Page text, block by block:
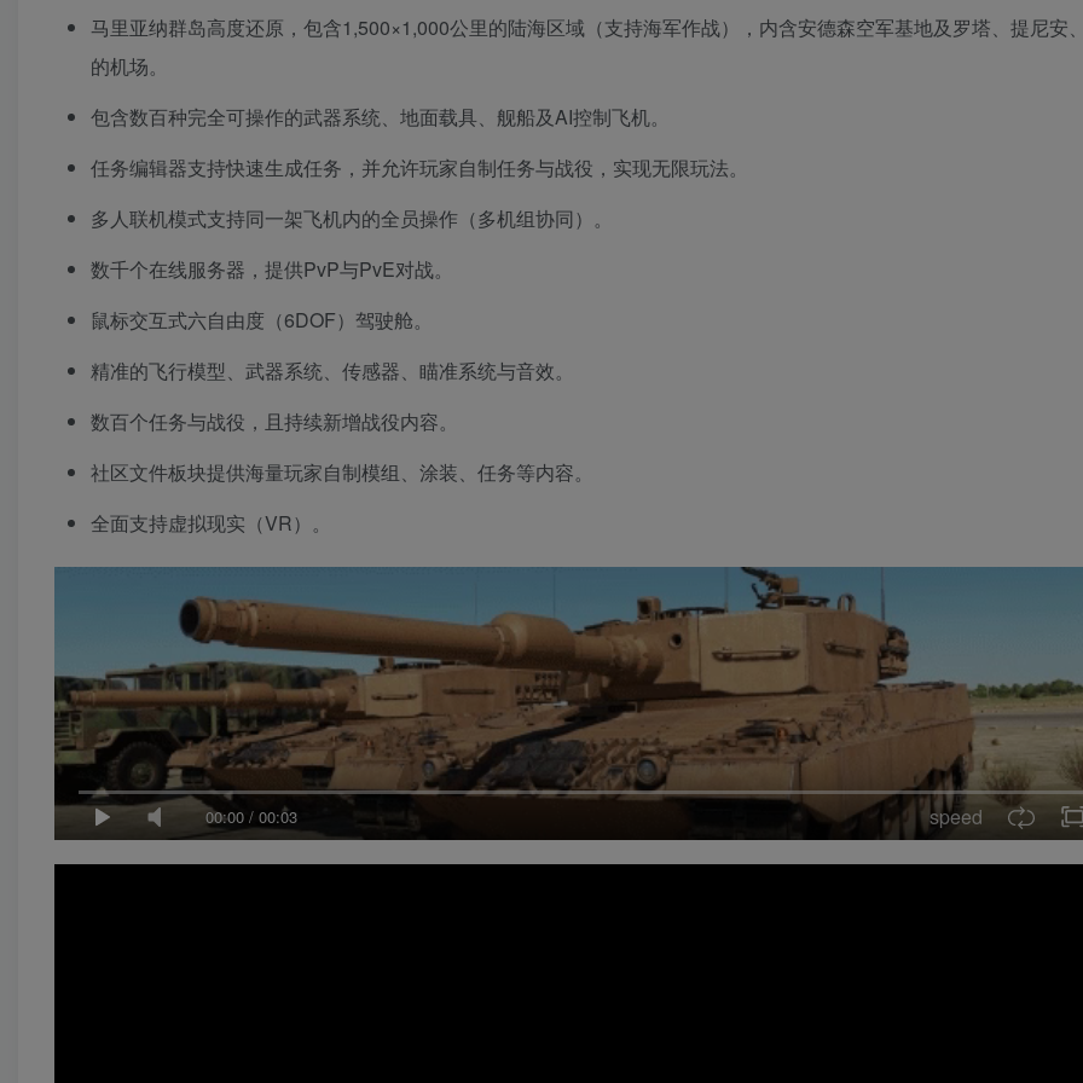
马里亚纳群岛高度还原，包含1,500×1,000公里的陆海区域（支持海军作战），内含安德森空军基地及罗塔、提尼安
的机场。
包含数百种完全可操作的武器系统、地面载具、舰船及AI控制飞机。
任务编辑器支持快速生成任务，并允许玩家自制任务与战役，实现无限玩法。
多人联机模式支持同一架飞机内的全员操作（多机组协同）。
数千个在线服务器，提供PvP与PvE对战。
鼠标交互式六自由度（6DOF）驾驶舱。
精准的飞行模型、武器系统、传感器、瞄准系统与音效。
数百个任务与战役，且持续新增战役内容。
社区文件板块提供海量玩家自制模组、涂装、任务等内容。
全面支持虚拟现实（VR）。
00:00 / 00:03 speed